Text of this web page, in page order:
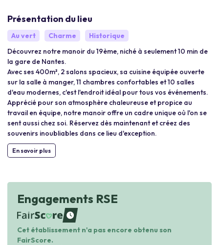
Présentation du lieu
Au vert Charme
Historique
Découvrez notre manoir du 19ème, niché à seulement 10 min de
la gare de Nantes.
Avec ses 400m², 2 salons spacieux, sa cuisine équipée ouverte
sur la salle à manger, 11 chambres confortables et 10 salles
d'eau modernes, c'est l'endroit idéal pour tous vos événements.
Apprécié pour son atmosphère chaleureuse et propice au
travail en équipe, notre manoir offre un cadre unique où l'on se
sent aussi chez soi. Réservez dès maintenant et créez des
souvenirs inoubliables dans ce lieu d'exception.
En savoir plus
Engagements RSE
waiting
Cet établissement n'a pas encore obtenu son
FairScore.